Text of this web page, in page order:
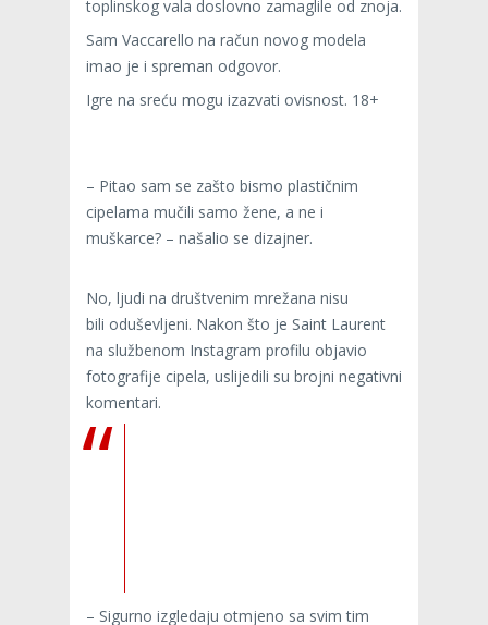
toplinskog vala doslovno zamaglile od znoja.
Sam Vaccarello na račun novog modela
imao je i spreman odgovor.
Igre na sreću mogu izazvati ovisnost. 18+
– Pitao sam se zašto bismo plastičnim
cipelama mučili samo žene, a ne i
muškarce? – našalio se dizajner.
No, ljudi na društvenim mrežana nisu
bili oduševljeni. Nakon što je Saint Laurent
na službenom Instagram profilu objavio
fotografije cipela, uslijedili su brojni negativni
komentari.
– Sigurno izgledaju otmjeno sa svim tim